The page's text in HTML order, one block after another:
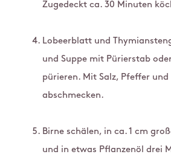
Zugedeckt ca. 30 Minuten
Lobeerblatt und
und Suppe mit Pürierstab
pürieren. Mit Salz, Pfeffer
abschmecken.
Birne schälen, in ca. 1 cm
und in etwas Pflanzenöl drei